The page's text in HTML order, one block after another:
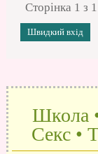
Сторінка 1 з 1
Школа
Секс •